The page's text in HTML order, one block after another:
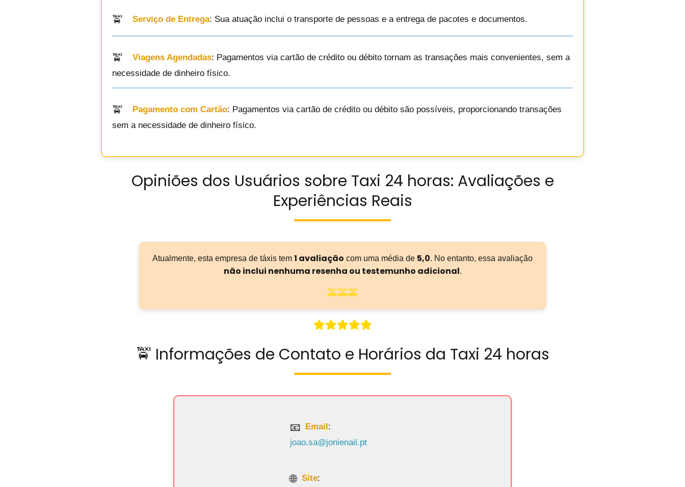
Serviço de Entrega: Sua atuação inclui o transporte de pessoas e a entrega de pacotes e documentos.
Viagens Agendadas: Pagamentos via cartão de crédito ou débito tornam as transações mais convenientes, sem a
necessidade de dinheiro físico.
Pagamento com Cartão: Pagamentos via cartão de crédito ou débito são possíveis, proporcionando transações
sem a necessidade de dinheiro físico.
Opiniões dos Usuários sobre Taxi 24 horas: Avaliações e
Experiências Reais
Atualmente, esta empresa de táxis tem 1 avaliação com uma média de 5,0. No entanto, essa avaliação
não inclui nenhuma resenha ou testemunho adicional.
🚕🚕🚕
🚖 Informações de Contato e Horários da Taxi 24 horas
Email :
joao.sa@jonienail.pt
Site: